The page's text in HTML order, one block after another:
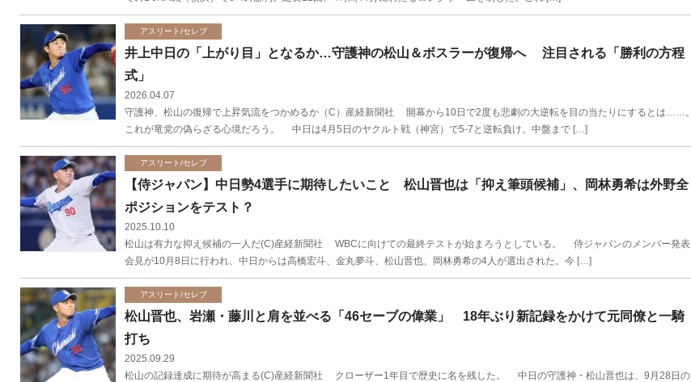
アスリート/セレブ
井上中日の「上がり目」となるか…守護神の松山＆ボスラーが復帰へ 注目される「勝利の方程
式」
2026.04.07
守護神、松山の復帰で上昇気流をつかめるか（C）産経新聞社 開幕から10日で2度も悲劇の大逆転を目の当たりにするとは……。
これが竜党の偽らざる心境だろう。 中日は4月5日のヤクルト戦（神宮）で5-7と逆転負け。中盤まで […]
アスリート/セレブ
【侍ジャパン】中日勢4選手に期待したいこと 松山晋也は「抑え筆頭候補」、岡林勇希は外野全
ポジションをテスト？
2025.10.10
松山は有力な抑え候補の一人だ(C)産経新聞社 WBCに向けての最終テストが始まろうとしている。 侍ジャパンのメンバー発表
会見が10月8日に行われ、中日からは高橋宏斗、金丸夢斗、松山晋也、岡林勇希の4人が選出された。今 […]
アスリート/セレブ
松山晋也、岩瀬・藤川と肩を並べる「46セーブの偉業」 18年ぶり新記録をかけて元同僚と一騎
打ち
2025.09.29
松山の記録達成に期待が高まる(C)産経新聞社 クローザー1年目で歴史に名を残した。 中日の守護神・松山晋也は、9月28日の